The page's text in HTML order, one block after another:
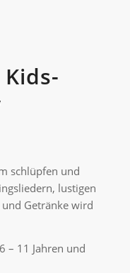
schlüpfen und
lustigen
und Getränke wird
– 11 Jahren und